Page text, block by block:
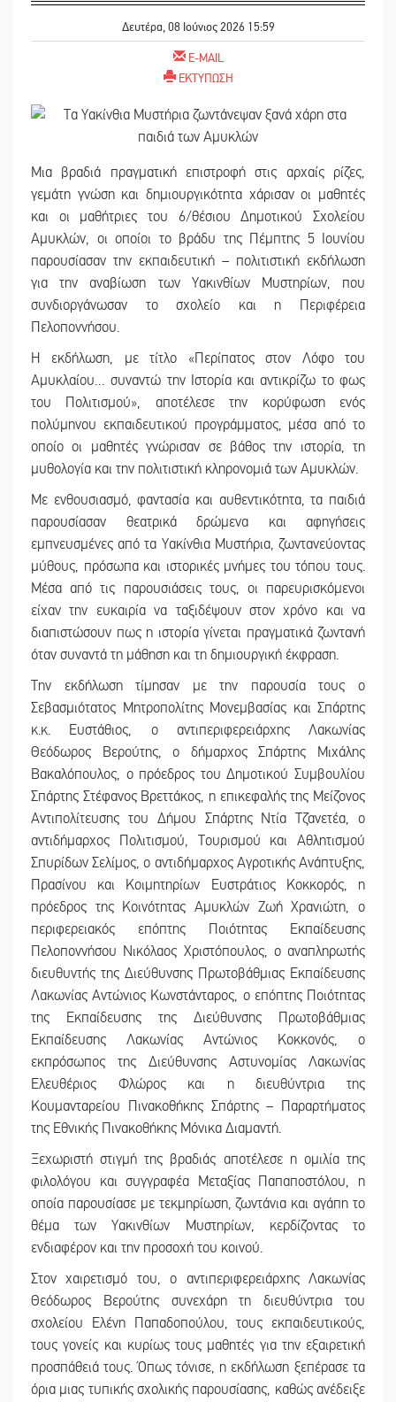
Δευτέρα, 08 Ιούνιος 2026 15:59
E-MAIL
ΕΚΤΥΠΩΣΗ
Μια βραδιά πραγματική επιστροφή στις αρχαίς ρίζες,
γεμάτη γνώση και δημιουργικότητα χάρισαν οι μαθητές
και οι μαθήτριες του 6/θέσιου Δημοτικού Σχολείου
Αμυκλών, οι οποίοι το βράδυ της Πέμπτης 5 Ιουνίου
παρουσίασαν την εκπαιδευτική – πολιτιστική εκδήλωση
για την αναβίωση των Υακινθίων Μυστηρίων, που
συνδιοργάνωσαν το σχολείο και η Περιφέρεια
Πελοποννήσου.
Η εκδήλωση, με τίτλο «Περίπατος στον Λόφο του
Αμυκλαίου… συναντώ την Ιστορία και αντικρίζω το φως
του Πολιτισμού», αποτέλεσε την κορύφωση ενός
πολύμηνου εκπαιδευτικού προγράμματος, μέσα από το
οποίο οι μαθητές γνώρισαν σε βάθος την ιστορία, τη
μυθολογία και την πολιτιστική κληρονομιά των Αμυκλών.
Με ενθουσιασμό, φαντασία και αυθεντικότητα, τα παιδιά
παρουσίασαν θεατρικά δρώμενα και αφηγήσεις
εμπνευσμένες από τα Υακίνθια Μυστήρια, ζωντανεύοντας
μύθους, πρόσωπα και ιστορικές μνήμες του τόπου τους.
Μέσα από τις παρουσιάσεις τους, οι παρευρισκόμενοι
είχαν την ευκαιρία να ταξιδέψουν στον χρόνο και να
διαπιστώσουν πως η ιστορία γίνεται πραγματικά ζωντανή
όταν συναντά τη μάθηση και τη δημιουργική έκφραση.
Την εκδήλωση τίμησαν με την παρουσία τους ο
Σεβασμιότατος Μητροπολίτης Μονεμβασίας και Σπάρτης
κ.κ. Ευστάθιος, ο αντιπεριφερειάρχης Λακωνίας
Θεόδωρος Βερούτης, ο δήμαρχος Σπάρτης Μιχάλης
Βακαλόπουλος, ο πρόεδρος του Δημοτικού Συμβουλίου
Σπάρτης Στέφανος Βρεττάκος, η επικεφαλής της Μείζονος
Αντιπολίτευσης του Δήμου Σπάρτης Ντία Τζανετέα, ο
αντιδήμαρχος Πολιτισμού, Τουρισμού και Αθλητισμού
Σπυρίδων Σελίμος, ο αντιδήμαρχος Αγροτικής Ανάπτυξης,
Πρασίνου και Κοιμητηρίων Ευστράτιος Κοκκορός, η
πρόεδρος της Κοινότητας Αμυκλών Ζωή Χρανιώτη, ο
περιφερειακός επόπτης Ποιότητας Εκπαίδευσης
Πελοποννήσου Νικόλαος Χριστόπουλος, ο αναπληρωτής
διευθυντής της Διεύθυνσης Πρωτοβάθμιας Εκπαίδευσης
Λακωνίας Αντώνιος Κωνστάνταρος, ο επόπτης Ποιότητας
της Εκπαίδευσης της Διεύθυνσης Πρωτοβάθμιας
Εκπαίδευσης Λακωνίας Αντώνιος Κοκκονός, ο
εκπρόσωπος της Διεύθυνσης Αστυνομίας Λακωνίας
Ελευθέριος Φλώρος και η διευθύντρια της
Κουμανταρείου Πινακοθήκης Σπάρτης – Παραρτήματος
της Εθνικής Πινακοθήκης Μόνικα Διαμαντή.
Ξεχωριστή στιγμή της βραδιάς αποτέλεσε η ομιλία της
φιλολόγου και συγγραφέα Μεταξίας Παπαποστόλου, η
οποία παρουσίασε με τεκμηρίωση, ζωντάνια και αγάπη το
θέμα των Υακινθίων Μυστηρίων, κερδίζοντας το
ενδιαφέρον και την προσοχή του κοινού.
Στον χαιρετισμό του, ο αντιπεριφερειάρχης Λακωνίας
Θεόδωρος Βερούτης συνεχάρη τη διευθύντρια του
σχολείου Ελένη Παπαδοπούλου, τους εκπαιδευτικούς,
τους γονείς και κυρίως τους μαθητές για την εξαιρετική
προσπάθειά τους. Όπως τόνισε, η εκδήλωση ξεπέρασε τα
όρια μιας τυπικής σχολικής παρουσίασης, καθώς ανέδειξε